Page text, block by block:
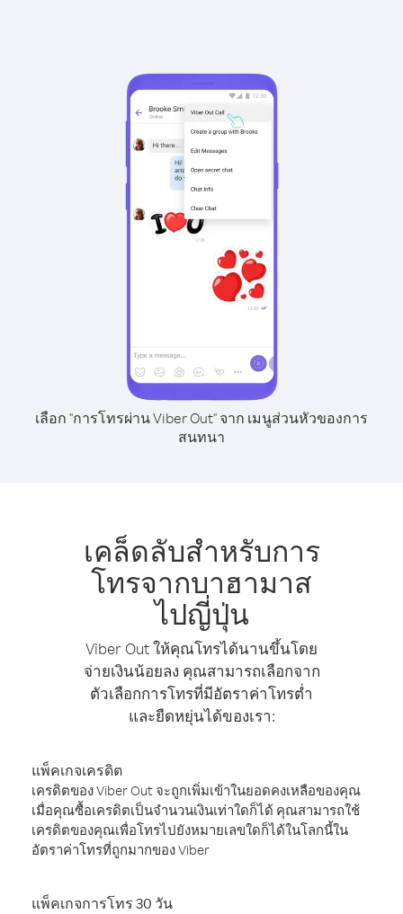
เลือก "การโทรผ่าน Viber Out" จาก เมนูส่วนหัวของการ
สนทนา
เคล็ดลับสำหรับการ
โทรจากบาฮามาส
ไปญี่ปุ่น
Viber Out ให้คุณโทรได้นานขึ้นโดย
จ่ายเงินน้อยลง คุณสามารถเลือกจาก
ตัวเลือกการโทรที่มีอัตราค่าโทรต่ำ
และยืดหยุ่นได้ของเรา:
แพ็คเกจเครดิต
เครดิตของ Viber Out จะถูกเพิ่มเข้าในยอดคงเหลือของคุณ
เมื่อคุณซื้อเครดิตเป็นจำนวนเงินเท่าใดก็ได้ คุณสามารถใช้
เครดิตของคุณเพื่อโทรไปยังหมายเลขใดก็ได้ในโลกนี้ใน
อัตราค่าโทรที่ถูกมากของ Viber
แพ็คเกจการโทร 30 วัน